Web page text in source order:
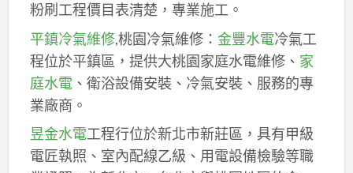
粉刷工程價目表清楚，專業施工。
平鎮冷氣維修,桃園冷氣維修： 金豐水電冷氣工
程位於平鎮區，提供大桃園家庭水電維修、 家
庭水電、衛浴設備安裝、冷氣安裝、服務的專
業廠商。
昱金水電工程行位於新北市新莊區，具有甲級
電匠執照、室內配線乙級、用電設備檢驗等職